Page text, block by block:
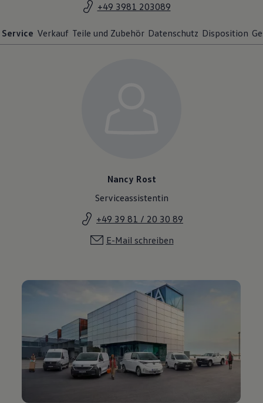
+49 3981 203089
Service Verkauf Teile und Zubehör Datenschutz Disposition
Nancy Rost
Serviceassistentin
+49 39 81 / 20 30 89
E-Mail schreiben